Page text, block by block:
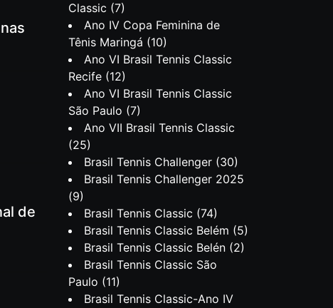
de
Classic (7)
Ano IV Copa Feminina de
Tênis Maringá (10)
Ano VI Brasil Tennis Classic
Recife (12)
Ano VI Brasil Tennis Classic
São Paulo (7)
Ano VII Brasil Tennis Classic
(25)
Brasil Tennis Challenger (30)
Brasil Tennis Challenger 2025
(9)
Brasil Tennis Classic (74)
Brasil Tennis Classic Belém (5)
Brasil Tennis Classic Belén (2)
Brasil Tennis Classic São
Paulo (11)
Brasil Tennis Classic-Ano IV